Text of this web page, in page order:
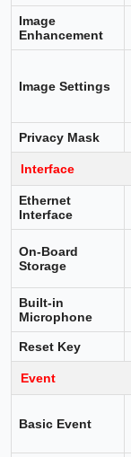
Image
Enhancement
Image Settings
Privacy Mask
Interface
Ethernet
Interface
On-Board
Storage
Built-in
Microphone
Reset Key
Event
Basic Event